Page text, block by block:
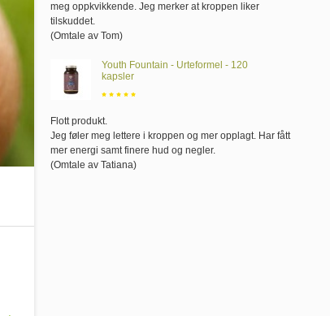
meg oppkvikkende. Jeg merker at kroppen liker
tilskuddet.
(Omtale av Tom)
Youth Fountain - Urteformel - 120
kapsler
Flott produkt.
Jeg føler meg lettere i kroppen og mer opplagt. Har fått
mer energi samt finere hud og negler.
(Omtale av Tatiana)